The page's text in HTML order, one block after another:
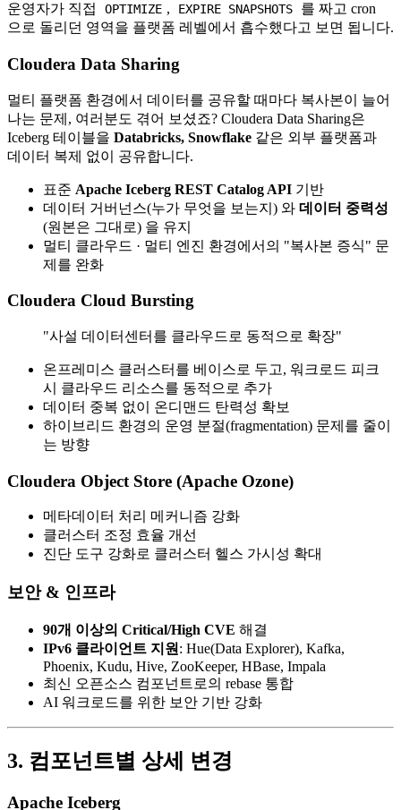
운영자가 직접 OPTIMIZE , EXPIRE SNAPSHOTS
를 짜고 cron
으로 돌리던 영역을 플랫폼 레벨에서 흡수했다고 보면 됩니다.
Cloudera Data Sharing
멀티 플랫폼 환경에서 데이터를 공유할 때마다 복사본이 늘어
나는 문제, 여러분도 겪어 보셨죠? Cloudera Data Sharing은
Iceberg 테이블을 Databricks, Snowflake 같은 외부 플랫폼과
데이터 복제 없이 공유합니다.
표준 Apache Iceberg REST Catalog API 기반
데이터 거버넌스(누가 무엇을 보는지) 와 데이터 중력성
(원본은 그대로) 을 유지
멀티 클라우드 · 멀티 엔진 환경에서의 "복사본 증식" 문
제를 완화
Cloudera Cloud Bursting
"사설 데이터센터를 클라우드로 동적으로 확장"
온프레미스 클러스터를 베이스로 두고, 워크로드 피크
시 클라우드 리소스를 동적으로 추가
데이터 중복 없이 온디맨드 탄력성 확보
하이브리드 환경의 운영 분절(fragmentation) 문제를 줄이
는 방향
Cloudera Object Store (Apache Ozone)
메타데이터 처리 메커니즘 강화
클러스터 조정 효율 개선
진단 도구 강화로 클러스터 헬스 가시성 확대
보안 & 인프라
90개 이상의 Critical/High CVE 해결
IPv6 클라이언트 지원 : Hue(Data Explorer), Kafka,
Phoenix, Kudu, Hive, ZooKeeper, HBase, Impala
최신 오픈소스 컴포넌트로의 rebase 통합
AI 워크로드를 위한 보안 기반 강화
3. 컴포넌트별 상세 변경
Apache Iceberg